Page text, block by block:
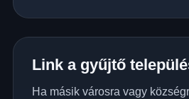
Link a gyűjtő
Ha másik városra vagy